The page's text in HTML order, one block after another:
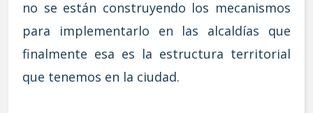
no se están construyendo los mecanismos
para implementarlo en las alcaldías que
finalmente esa es la estructura territorial
que tenemos en la ciudad.